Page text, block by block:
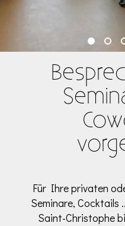
Für Ihre privaten
Seminare,
Saint-Christophe